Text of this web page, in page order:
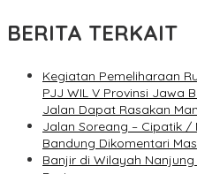
BERITA TERKAIT
Kegiatan Pemeliharaan
PJJ WIL V Provinsi Jawa
Jalan Dapat Rasakan
Jalan Soreang – Cipatik
Bandung Dikomentari
Banjir di Wilayah